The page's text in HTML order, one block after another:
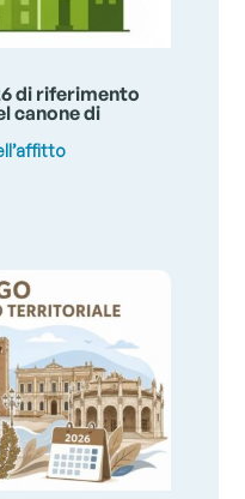
di riferimento
canone di